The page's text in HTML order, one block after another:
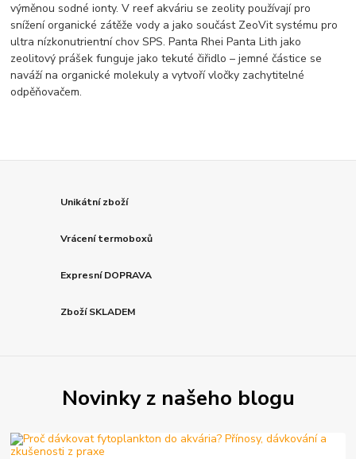
výměnou sodné ionty. V reef akváriu se zeolity používají pro
snížení organické zátěže vody a jako součást ZeoVit systému pro
ultra nízkonutrientní chov SPS. Panta Rhei Panta Lith jako
zeolitový prášek funguje jako tekuté čiřidlo – jemné částice se
naváží na organické molekuly a vytvoří vločky zachytitelné
odpěňovačem.
Unikátní zboží
Vrácení termoboxů
Expresní DOPRAVA
Zboží SKLADEM
Novinky z našeho blogu